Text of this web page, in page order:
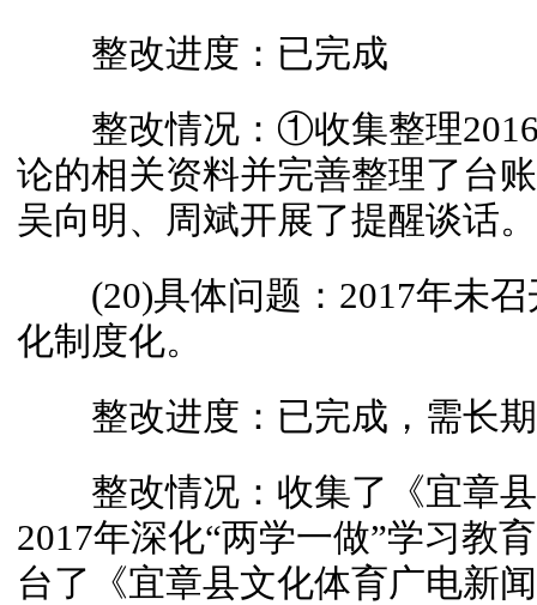
整改进度：已完成
整改情况：①收集整理2016
论的相关资料并完善整理了台
吴向明、周斌开展了提醒谈话。
(20)具体问题：2017年未召
化制度化。
整改进度：已完成，需长
整改情况：收集了《宜章县
2017年深化“两学一做”学习教
台了《宜章县文化体育广电新